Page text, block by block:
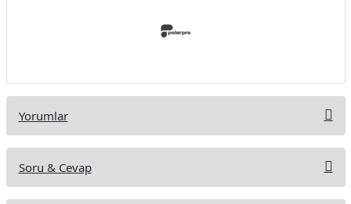
Yorumlar
Soru & Cevap